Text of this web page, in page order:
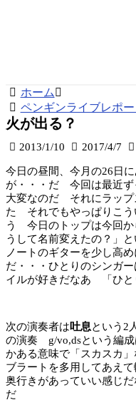
ホーム
ペンギンライブレポー
火が出る
2013/1/10 2017/4/7
今日の昼間、今月の26日
が・・・だ 今回は最近ず
大変なのだ それにラップ
た それでもやっぱりこ
う 今日のトップは今回
うして名前変えたの？」
ノートのギターを少し高
だ・・・ひとりのシンガ
イルが好きだなあ 「ひ
次の演奏者は吐息という2
の演奏 g/vo,dsという編
かある意味で「スカスカ
ブラートを多用してあえ
奥行きがあっていい感じ
だ